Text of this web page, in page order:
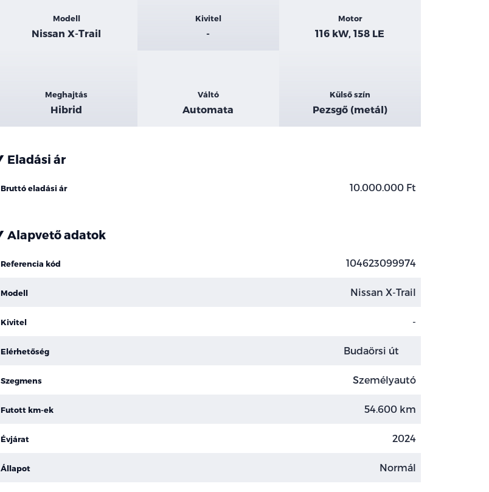
Kiemelt
adatok
Modell
Nissan X-Trail
Kivitel
-
Motor
116 kW, 158 LE
Meghajtás
Hibrid
Váltó
Automata
Külső szín
Pezsgő (metál)
Eladási ár
Bruttó eladási ár 10.000.000 Ft
Alapvető adatok
Referencia kód 104623099974
Modell Nissan X-Trail
Kivitel -
Elérhetőség Budaörsi út
Szegmens Személyautó
Futott km-ek 54.600 km
Évjárat 2024
Állapot Normál